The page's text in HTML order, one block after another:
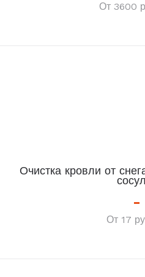
От 3600
Очистка кровли от
От 17